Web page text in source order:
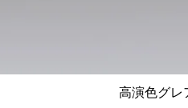
高演色グレ